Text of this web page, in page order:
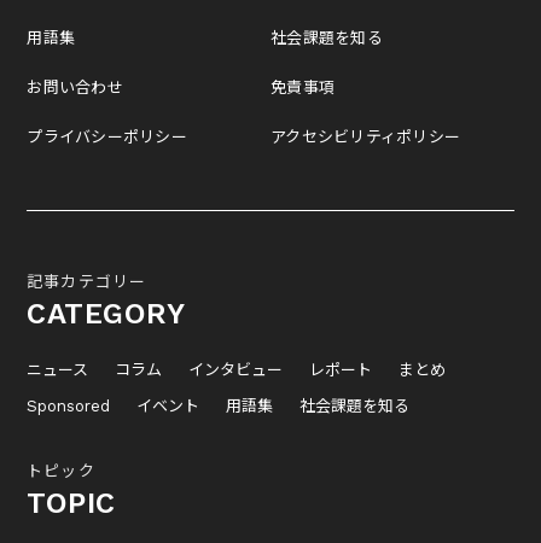
用語集
お問い合わせ
プライバシーポリシー
社会課題を知る
免責事項
アクセシビリティポリシー
記事カテゴリー
CATEGORY
ニュース コラム インタビュー レポート
まとめ
Sponsored
イベント 用語集 社会課題を知る
トピック
TOPIC